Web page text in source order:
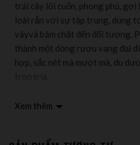
trái cây lôi cuốn, phong phú, gợi
loài rắn với sự tập trung, dùng
vâyvà bám chặt đến đối tượng.
thành một dòng rượu vang đại
hợp, sắc nét mà mượt mà, du
trồng nho Puglia, miền Nam
Nho sau khi được phân loại, sẽ
Xem thêm